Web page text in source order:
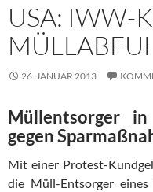
USA: IWW-
26. JANUAR 2013
Müllentsorger
gegen
Mit einer Protest-
die Müll-Entsorger